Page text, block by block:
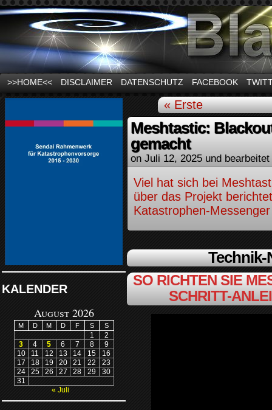
News und Infos zum Thema Stromausfall
>>HOME<< DISCLAIMER DATENSCHUTZ FACEBOOK
KALENDER
August 2026
M D M D F S S
1
2
3
4 5 6 7 8
9
10
11 12 13 14 15
16
17
18 19 20 21 22
23
24
25 26 27 28 29
30
31
« Juli
« Erste
Meshtastic:
gemacht
on Juli 12, 2025 und
Viel hat sich bei
über das Projekt
Katastrophen-
SO RICHTEN SIE
SCHRITT-